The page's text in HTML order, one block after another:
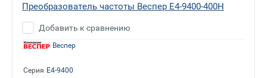
Преобразователь частоты Веспер E4-9400-400H
Добавить к сравнению
Веспер
Серия E4-9400